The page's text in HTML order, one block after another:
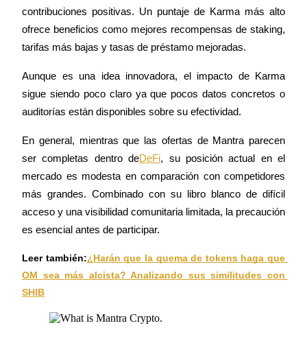
Guía
Guía de inicio de futuros
contribuciones positivas. Un puntaje de Karma más alto
ofrece beneficios como mejores recompensas de staking,
tarifas más bajas y tasas de préstamo mejoradas.
Aunque es una idea innovadora, el impacto de Karma
sigue siendo poco claro ya que pocos datos concretos o
auditorías están disponibles sobre su efectividad.
En general, mientras que las ofertas de Mantra parecen
ser completas dentro deDeFi, su posición actual en el
mercado es modesta en comparación con competidores
más grandes. Combinado con su libro blanco de difícil
acceso y una visibilidad comunitaria limitada, la precaución
es esencial antes de participar.
Leer también:¿Harán que la quema de tokens haga que
OM sea más alcista? Analizando sus similitudes con
SHIB